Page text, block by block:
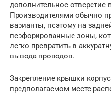
дополнительное отверстие
Производителями обычно
варианты, поэтому на
перфорированные зоны,
легко превратить в
вывода проводов.
Закрепление крышки
предполагаемом месте